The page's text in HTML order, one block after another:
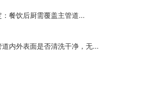
餐饮后厨需覆盖主管道...
内外表面是否清洗干净，无...